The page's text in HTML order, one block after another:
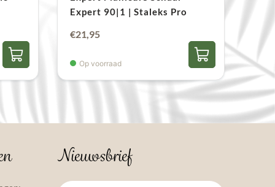
Expert 90|1 | Staleks Pro
€21,95
Op voorraad
Nieuwsbrief